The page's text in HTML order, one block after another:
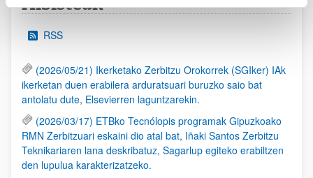
RSS
(2026/05/21) Ikerketako Zerbitzu Orokorrek (SGIker) IAk
ikerketan duen erabilera arduratsuari buruzko saio bat
antolatu dute, Elsevierren laguntzarekin.
(2026/03/17) ETBko Tecnólopis programak Gipuzkoako
RMN Zerbitzuari eskaini dio atal bat, Iñaki Santos Zerbitzu
Teknikariaren lana deskribatuz, Sagarlup egiteko erabiltzen
den lupulua karakterizatzeko.